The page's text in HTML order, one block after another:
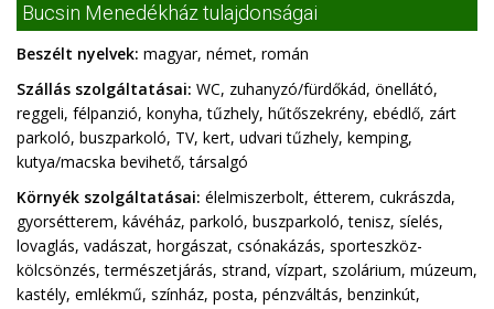
Bucsin Menedékház tulajdonságai
Beszélt nyelvek: magyar, német, román
Szállás szolgáltatásai: WC, zuhanyzó/fürdőkád, önellátó,
reggeli, félpanzió, konyha, tűzhely, hűtőszekrény, ebédlő, zárt
parkoló, buszparkoló, TV, kert, udvari tűzhely, kemping,
kutya/macska bevihető, társalgó
Környék szolgáltatásai: élelmiszerbolt, étterem, cukrászda,
gyorsétterem, kávéház, parkoló, buszparkoló, tenisz, síelés,
lovaglás, vadászat, horgászat, csónakázás, sporteszköz-
kölcsönzés, természetjárás, strand, vízpart, szolárium, múzeum,
kastély, emlékmű, színház, posta, pénzváltás, benzinkút,